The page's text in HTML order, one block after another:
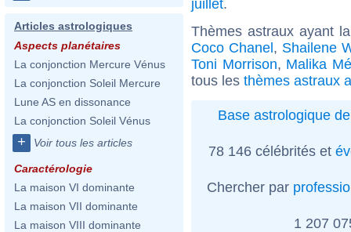
Articles astrologiques
Aspects planétaires
La conjonction Mercure Vénus
La conjonction Soleil Mercure
Lune AS en dissonance
La conjonction Soleil Vénus
+ Voir tous les articles
Caractérologie
La maison VI dominante
La maison VII dominante
La maison VIII dominante
juillet.
Thèmes astraux ayant
Coco Chanel, Shailene
Toni Morrison, Malika
tous les thèmes astraux
Base astrologique
78 146 célébrités et
Chercher par
1 207